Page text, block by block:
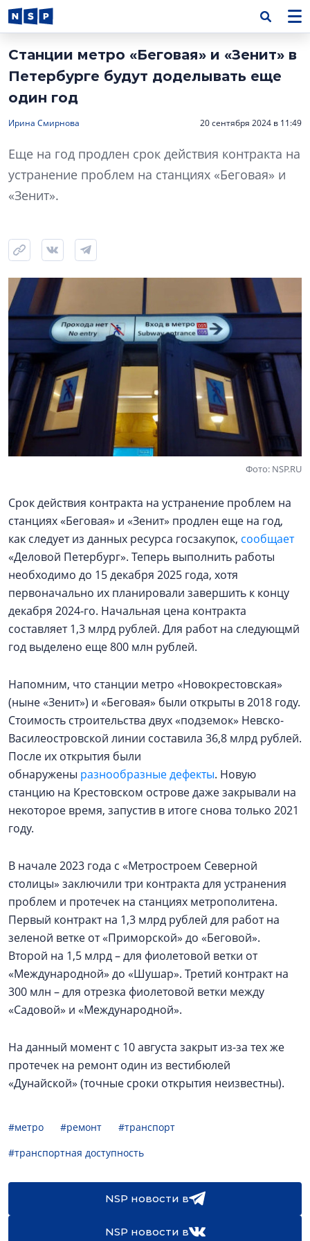
Станции метро «Беговая» и «Зенит» в
Петербурге будут доделывать еще
один год
Ирина Смирнова 20 сентября 2024 в 11:49
Еще на год продлен срок действия контракта на
устранение проблем на станциях «Беговая» и
«Зенит».
Фото: NSP.RU
Срок действия контракта на устранение проблем на
станциях «Беговая» и «Зенит» продлен еще на год,
как следует из данных ресурса госзакупок, сообщает
«Деловой Петербург». Теперь выполнить работы
необходимо до 15 декабря 2025 года, хотя
первоначально их планировали завершить к концу
декабря 2024-го. Начальная цена контракта
составляет 1,3 млрд рублей. Для работ на следующмй
год выделено еще 800 млн рублей.
Напомним, что станции метро «Новокрестовская»
(ныне «Зенит») и «Беговая» были открыты в 2018 году.
Стоимость строительства двух «подземок» Невско-
Василеостровской линии составила 36,8 млрд рублей.
После их открытия были
обнаружены разнообразные дефекты. Новую
станцию на Крестовском острове даже закрывали на
некоторое время, запустив в итоге снова только 2021
году.
В начале 2023 года с «Метростроем Северной
столицы» заключили три контракта для устранения
проблем и протечек на станциях метрополитена.
Первый контракт на 1,3 млрд рублей для работ на
зеленой ветке от «Приморской» до «Беговой».
Второй на 1,5 млрд – для фиолетовой ветки от
«Международной» до «Шушар». Третий контракт на
300 млн – для отрезка фиолетовой ветки между
«Садовой» и «Международной».
На данный момент с 10 августа закрыт из-за тех же
протечек на ремонт один из вестибюлей
«Дунайской» (точные сроки открытия неизвестны).
#метро #ремонт
#транспорт
#транспортная доступность
NSP новости в
NSP новости в